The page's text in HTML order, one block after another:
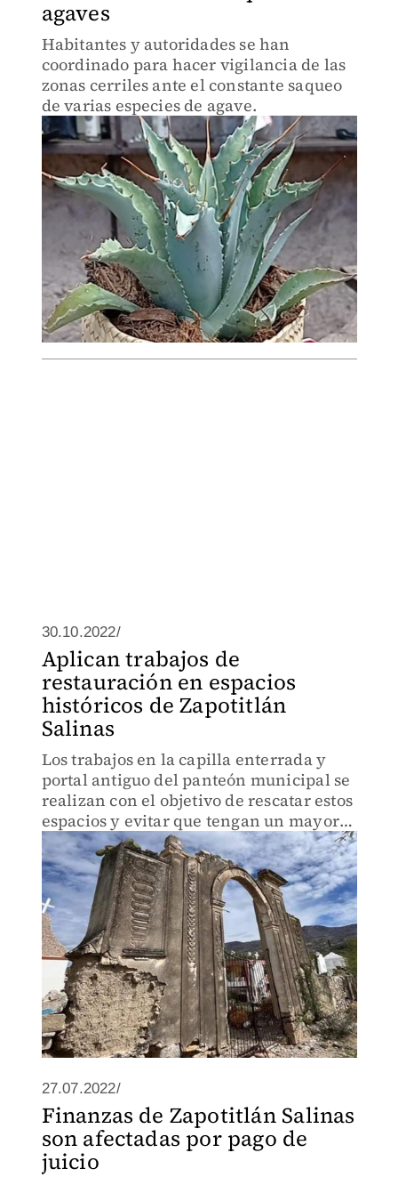
agaves
Habitantes y autoridades se han
coordinado para hacer vigilancia de las
zonas cerriles ante el constante saqueo
de varias especies de agave.
30.10.2022/
Aplican trabajos de
restauración en espacios
históricos de Zapotitlán
Salinas
Los trabajos en la capilla enterrada y
portal antiguo del panteón municipal se
realizan con el objetivo de rescatar estos
espacios y evitar que tengan un mayor
deterioro.
27.07.2022/
Finanzas de Zapotitlán Salinas
son afectadas por pago de
juicio